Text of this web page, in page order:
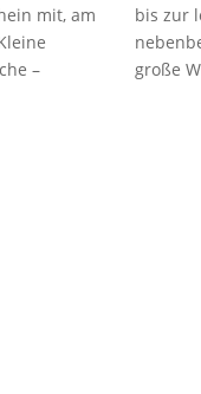
mit, am
–
bis zur
große